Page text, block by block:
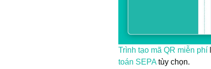
Trình tạo mã QR miễn phí
toán SEPA tùy chọn.